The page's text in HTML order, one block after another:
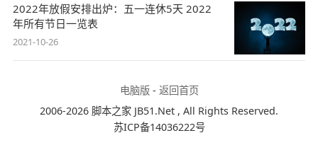
2022年放假安排出炉：五一连休5天 2022
年所有节日一览表
2021-10-26
电脑版- 返回首页
2006-2026 脚本之家 JB51.Net , All Rights Reserved.
苏ICP备14036222号